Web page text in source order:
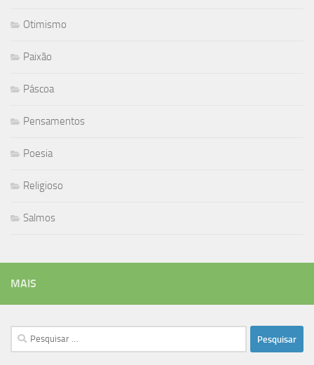
Otimismo
Paixão
Páscoa
Pensamentos
Poesia
Religioso
Salmos
MAIS
Pesquisar
por: